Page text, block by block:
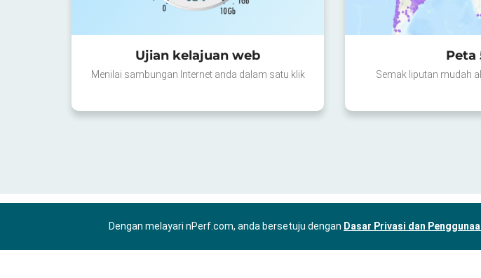
Ujian kelajuan web
Menilai sambungan Internet anda dalam satu klik
Peta
Semak liputan mudah
Dengan melayari nPerf.com, anda bersetuju dengan Dasar Privasi dan